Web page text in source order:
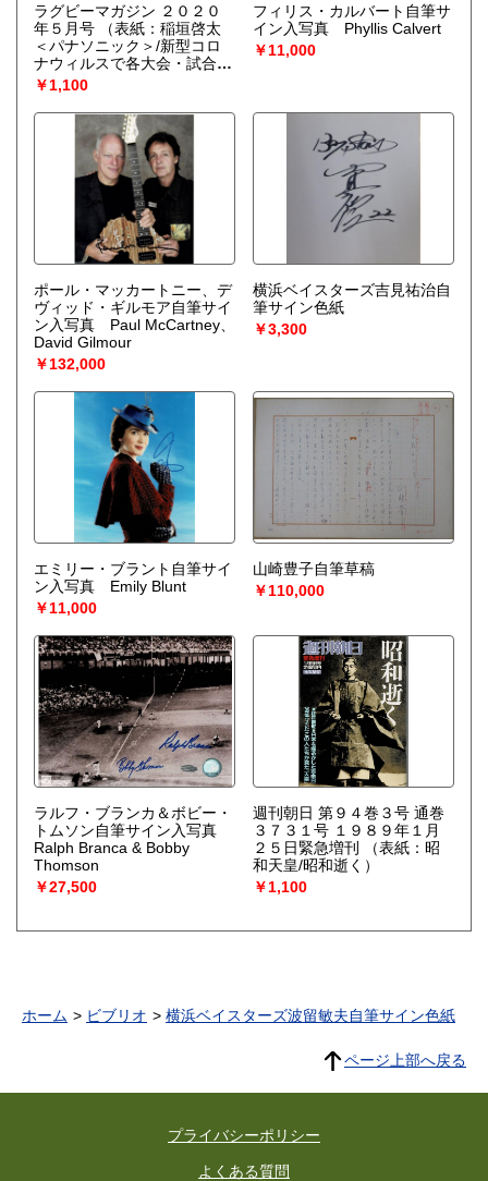
ラグビーマガジン ２０２０
年５月号
（表紙：稲垣啓太
＜パナソニック＞/新型コロ
ナウィルスで各大会・試合が
延期中止中断/春特集：ラグ
ビーをやろう）
￥1,100
フィリス・カルバート自筆サ
イン入写真 Phyllis Calvert
￥11,000
ポール・マッカートニー、デ
ヴィッド・ギルモア自筆サイ
ン入写真 Paul McCartney、
David Gilmour
￥132,000
横浜ベイスターズ吉見祐治自
筆サイン色紙
￥3,300
エミリー・ブラント自筆サイ
ン入写真 Emily Blunt
￥11,000
山崎豊子自筆草稿
￥110,000
ラルフ・ブランカ＆ボビー・
トムソン自筆サイン入写真
Ralph Branca & Bobby
Thomson
￥27,500
週刊朝日 第９４巻３号 通巻
３７３１号 １９８９年１月
２５日緊急増刊
（表紙：昭
和天皇/昭和逝く）
￥1,100
ホーム ビブリオ 横浜ベイスターズ波留敏夫自筆サイン色紙
ページ上部へ戻る
プライバシーポリシー
よくある質問